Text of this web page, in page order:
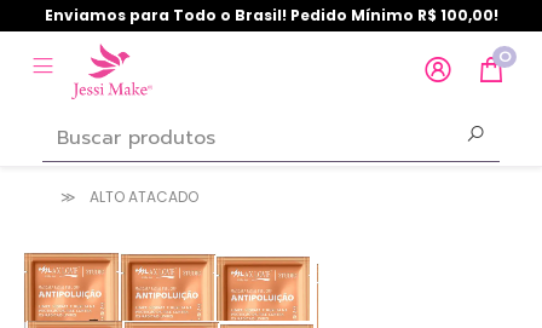
Enviamos para Todo o Brasil! Pedido Mínimo R$ 100,00!
0
ALTO ATACADO